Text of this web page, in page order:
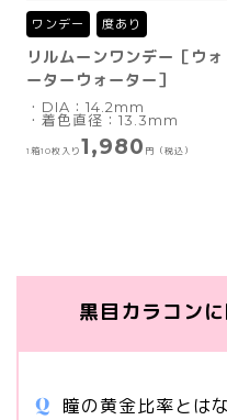
ワンデー 度あり
リルムーンワンデー［ウォ
ーターウォーター］
・DIA：14.2mm
・着色直径：13.3mm
1箱10枚入り 1,980 円（税込）
黒目カラコン
瞳の黄金比率とは